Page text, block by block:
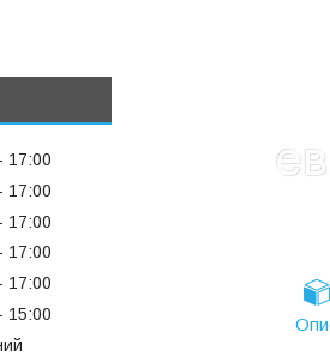
17:00
17:00
17:00
17:00
17:00
15:00